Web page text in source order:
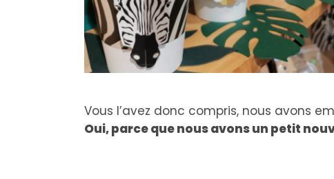
Vous l’avez donc compris, nous avons
Oui, parce que nous avons un petit